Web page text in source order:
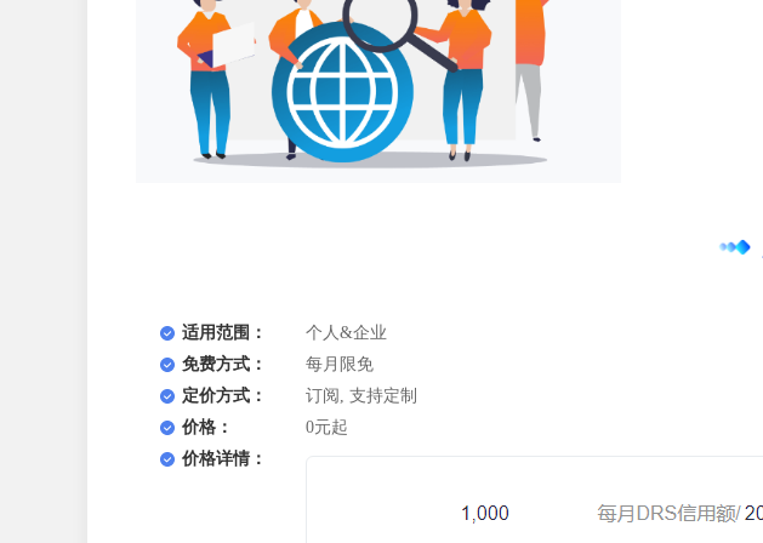
适用范围：
个人&企业
免费方式：
每月限免
定价方式：
订阅, 支持定制
价格：
0元起
价格详情：